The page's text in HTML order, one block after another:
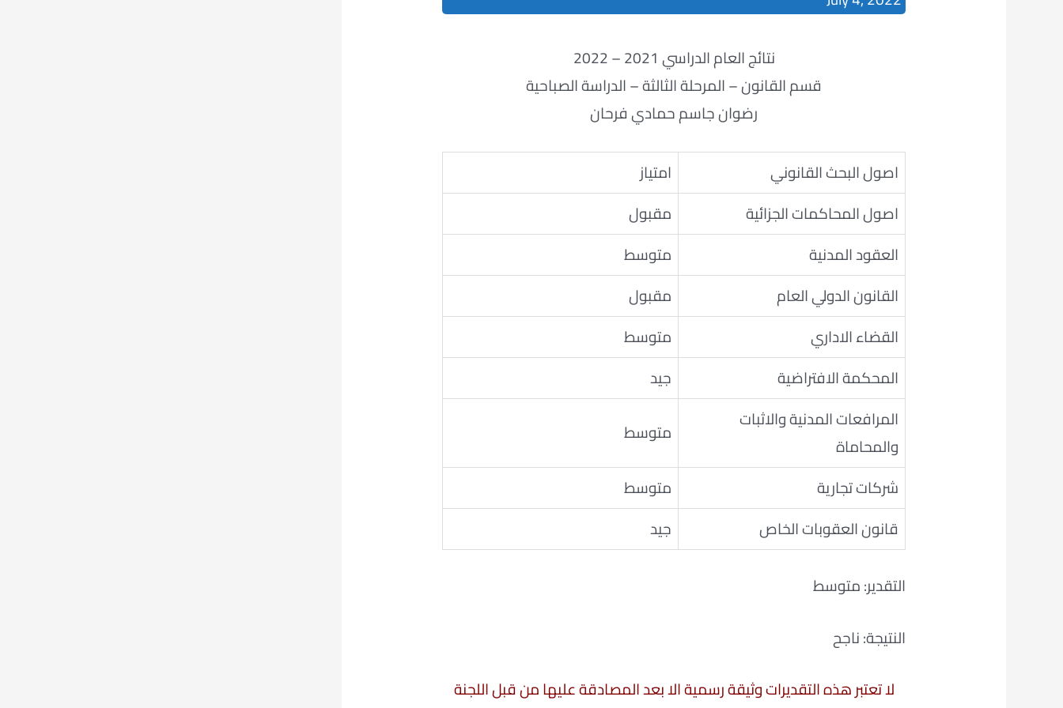
نتائج العام الدراسي 2021 – 2022
قسم القانون – المرحلة الثالثة – الدراسة الصباحية
رضوان جاسم حمادي فرحان
اصول البحث القانوني
امتياز
اصول المحاكمات الجزائية
مقبول
العقود المدنية
متوسط
القانون الدولي العام
مقبول
القضاء الاداري
متوسط
المحكمة الافتراضية
جيد
المرافعات المدنية والاثبات
والمحاماة
متوسط
شركات تجارية
متوسط
قانون العقوبات الخاص
جيد
التقدير: متوسط
النتيجة: ناجح
لا تعتبر هذه التقديرات وثيقة رسمية الا بعد المصادقة عليها من قبل اللجنة